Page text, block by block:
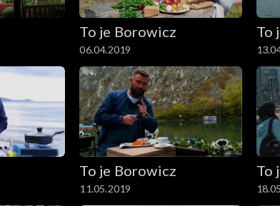
To je Borowicz
06.04.2019
To
To je Borowicz
11.05.2019
To